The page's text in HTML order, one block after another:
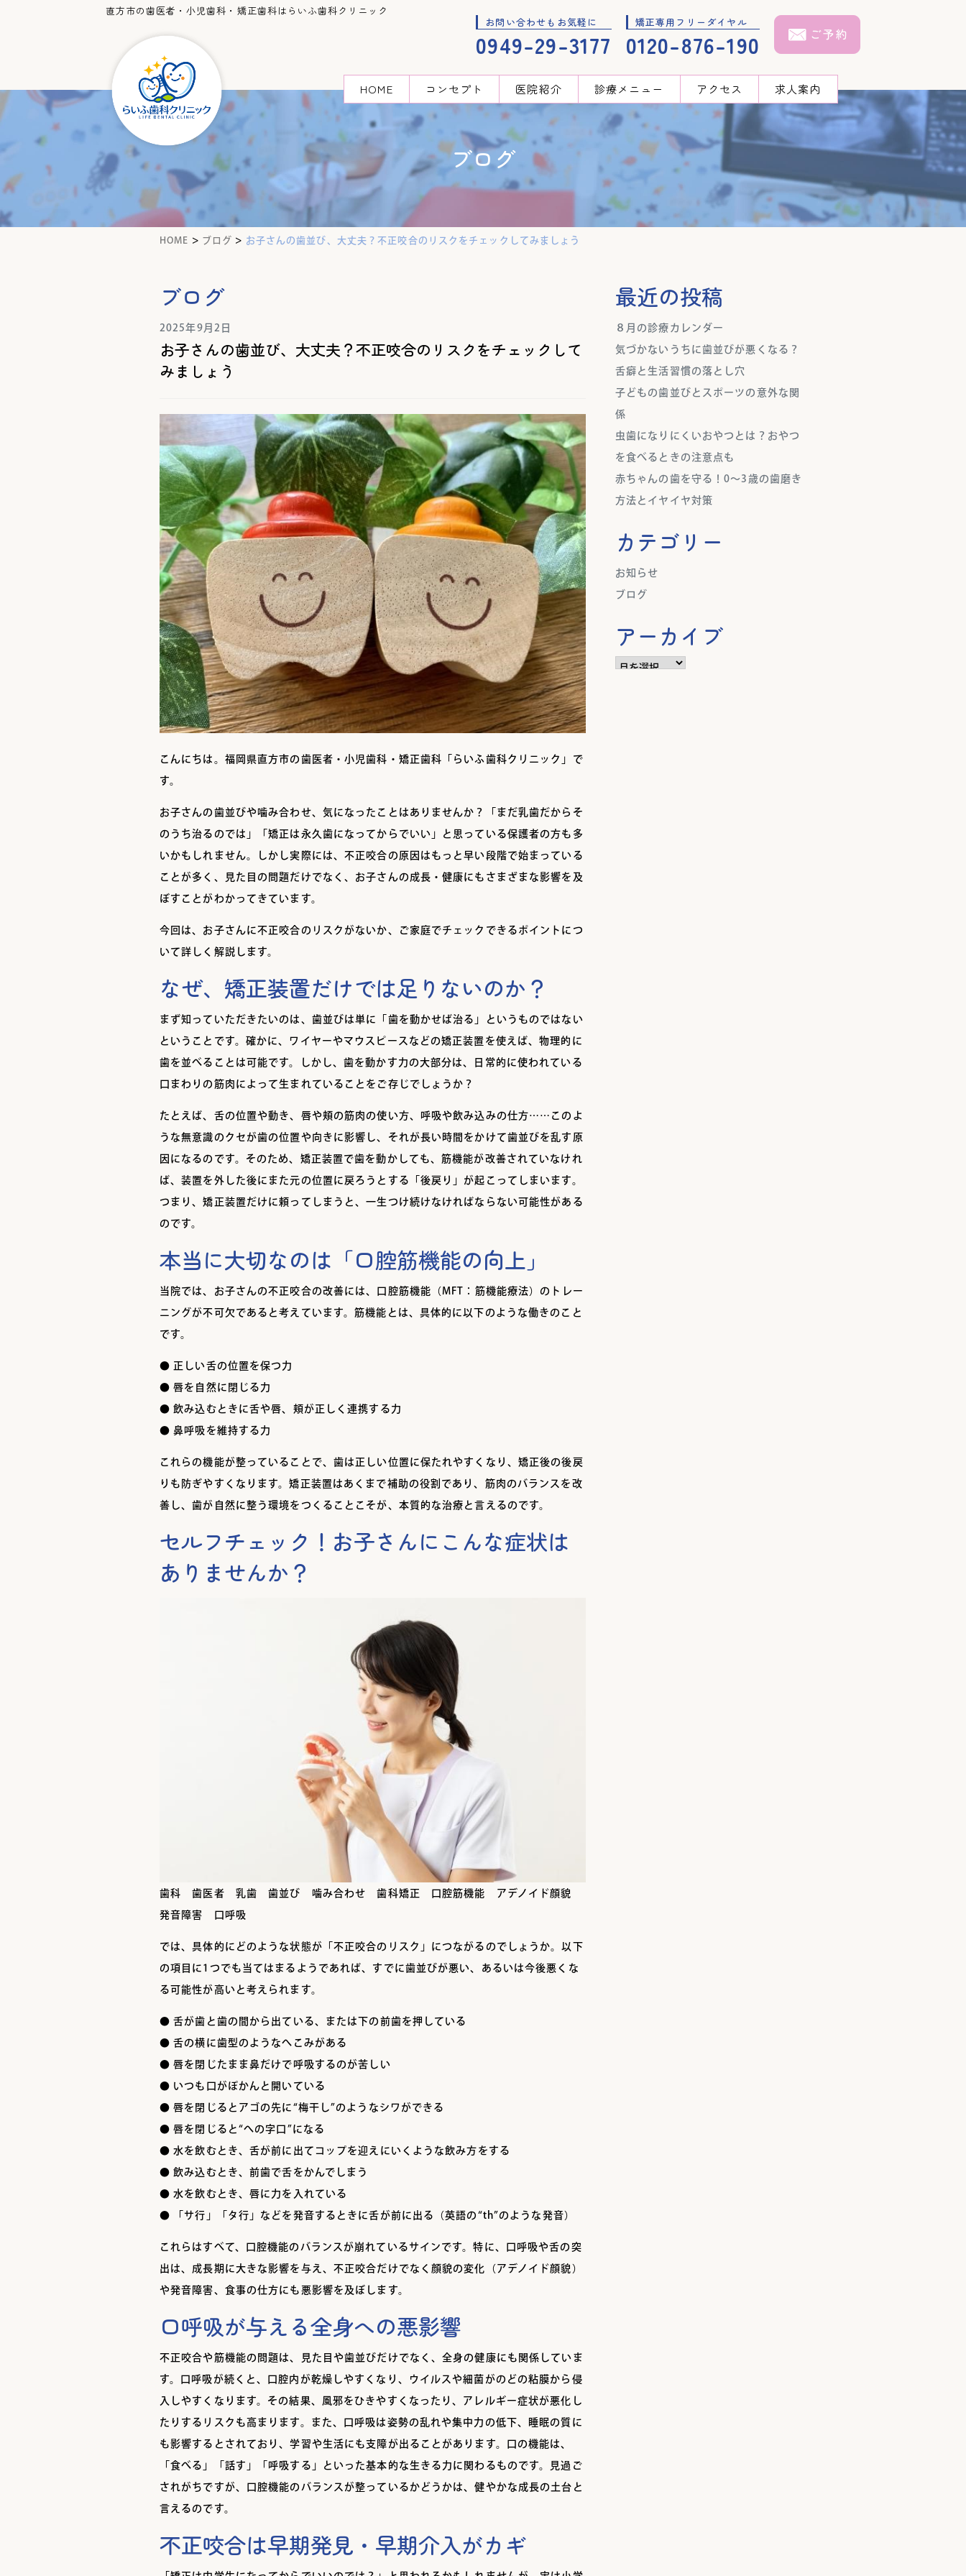
直方市の歯医者・小児歯科・矯正歯科はらいふ歯科クリニック
お問い合わせもお気軽に
0949-29-3177
矯正専用フリーダイヤル
0120-876-190
HOME コンセプト 医院紹介 診療メニュー アクセス 求人案内
ブログ
HOME > ブログ > お子さんの歯並び、大丈夫？不正咬合のリスクをチェックしてみましょう
ブログ
2025年9月2日
お子さんの歯並び、大丈夫？不正咬合のリスクをチェックして
みましょう
こんにちは。福岡県直方市の歯医者・小児歯科・矯正歯科「らいふ歯科クリニック」で
す。
お子さんの歯並びや噛み合わせ、気になったことはありませんか？「まだ乳歯だからそ
のうち治るのでは」「矯正は永久歯になってからでいい」と思っている保護者の方も多
いかもしれません。しかし実際には、不正咬合の原因はもっと早い段階で始まっている
ことが多く、見た目の問題だけでなく、お子さんの成長・健康にもさまざまな影響を及
ぼすことがわかってきています。
今回は、お子さんに不正咬合のリスクがないか、ご家庭でチェックできるポイントにつ
いて詳しく解説します。
なぜ、矯正装置だけでは足りないのか？
まず知っていただきたいのは、歯並びは単に「歯を動かせば治る」というものではない
ということです。確かに、ワイヤーやマウスピースなどの矯正装置を使えば、物理的に
歯を並べることは可能です。しかし、歯を動かす力の大部分は、日常的に使われている
口まわりの筋肉によって生まれていることをご存じでしょうか？
たとえば、舌の位置や動き、唇や頬の筋肉の使い方、呼吸や飲み込みの仕方……このよ
うな無意識のクセが歯の位置や向きに影響し、それが長い時間をかけて歯並びを乱す原
因になるのです。そのため、矯正装置で歯を動かしても、筋機能が改善されていなけれ
ば、装置を外した後にまた元の位置に戻ろうとする「後戻り」が起こってしまいます。
つまり、矯正装置だけに頼ってしまうと、一生つけ続けなければならない可能性がある
のです。
本当に大切なのは「口腔筋機能の向上」
当院では、お子さんの不正咬合の改善には、口腔筋機能（MFT：筋機能療法）のトレー
ニングが不可欠であると考えています。筋機能とは、具体的に以下のような働きのこと
です。
● 正しい舌の位置を保つ力
● 唇を自然に閉じる力
● 飲み込むときに舌や唇、頬が正しく連携する力
● 鼻呼吸を維持する力
これらの機能が整っていることで、歯は正しい位置に保たれやすくなり、矯正後の後戻
りも防ぎやすくなります。矯正装置はあくまで補助の役割であり、筋肉のバランスを改
善し、歯が自然に整う環境をつくることこそが、本質的な治療と言えるのです。
セルフチェック！お子さんにこんな症状は
ありませんか？
歯科 歯医者 乳歯 歯並び 噛み合わせ 歯科矯正 口腔筋機能 アデノイド顔貌
発音障害 口呼吸
では、具体的にどのような状態が「不正咬合のリスク」につながるのでしょうか。以下
の項目に1つでも当てはまるようであれば、すでに歯並びが悪い、あるいは今後悪くな
る可能性が高いと考えられます。
● 舌が歯と歯の間から出ている、または下の前歯を押している
● 舌の横に歯型のようなへこみがある
● 唇を閉じたまま鼻だけで呼吸するのが苦しい
● いつも口がぽかんと開いている
● 唇を閉じるとアゴの先に“梅干し”のようなシワができる
● 唇を閉じると“への字口”になる
● 水を飲むとき、舌が前に出てコップを迎えにいくような飲み方をする
● 飲み込むとき、前歯で舌をかんでしまう
● 水を飲むとき、唇に力を入れている
● 「サ行」「タ行」などを発音するときに舌が前に出る（英語の“th”のような発音）
これらはすべて、口腔機能のバランスが崩れているサインです。特に、口呼吸や舌の突
出は、成長期に大きな影響を与え、不正咬合だけでなく顔貌の変化（アデノイド顔貌）
や発音障害、食事の仕方にも悪影響を及ぼします。
口呼吸が与える全身への悪影響
不正咬合や筋機能の問題は、見た目や歯並びだけでなく、全身の健康にも関係していま
す。口呼吸が続くと、口腔内が乾燥しやすくなり、ウイルスや細菌がのどの粘膜から侵
入しやすくなります。その結果、風邪をひきやすくなったり、アレルギー症状が悪化し
たりするリスクも高まります。また、口呼吸は姿勢の乱れや集中力の低下、睡眠の質に
も影響するとされており、学習や生活にも支障が出ることがあります。口の機能は、
「食べる」「話す」「呼吸する」といった基本的な生きる力に関わるものです。見過ご
されがちですが、口腔機能のバランスが整っているかどうかは、健やかな成長の土台と
言えるのです。
不正咬合は早期発見・早期介入がカギ
最近の投稿
８月の診療カレンダー
気づかないうちに歯並びが悪くなる？
舌癖と生活習慣の落とし穴
子どもの歯並びとスポーツの意外な関
係
虫歯になりにくいおやつとは？おやつ
を食べるときの注意点も
赤ちゃんの歯を守る！0～3歳の歯磨き
方法とイヤイヤ対策
カテゴリー
お知らせ
ブログ
アーカイブ
ア